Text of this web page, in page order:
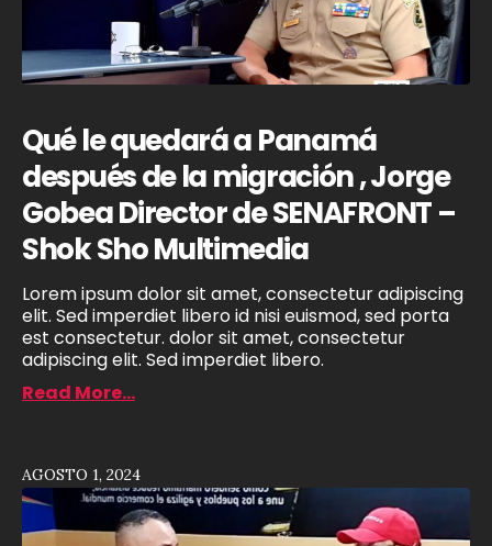
Qué le quedará a Panamá
después de la migración , Jorge
Gobea Director de SENAFRONT –
Shok Sho Multimedia
Lorem ipsum dolor sit amet, consectetur adipiscing
elit. Sed imperdiet libero id nisi euismod, sed porta
est consectetur. dolor sit amet, consectetur
adipiscing elit. Sed imperdiet libero.
Read More...
AGOSTO 1, 2024